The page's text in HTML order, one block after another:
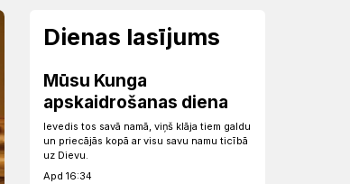
Dienas lasījums
Mūsu Kunga
apskaidrošanas diena
Ievedis tos savā namā, viņš klāja tiem galdu
un priecājās kopā ar visu savu namu ticībā
uz Dievu.
Apd 16:34